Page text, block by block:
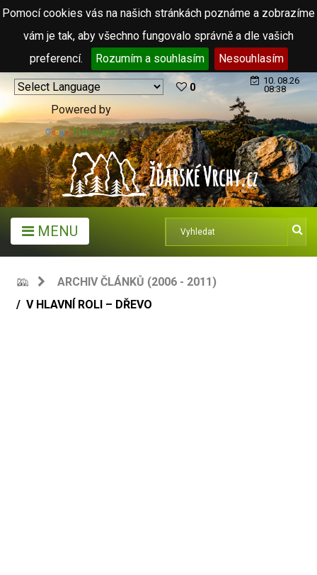
Pomocí cookies vás na našich stránkách poznáme a zobrazíme
vám je tak, aby všechno fungovalo správně a dle vašich
preferencí.
Rozumím a souhlasím Nesouhlasím
Powered by
Translate
0
10. 08.26
08:38
MENU
ARCHIV ČLÁNKŮ (2006 - 2011)
V HLAVNÍ ROLI – DŘEVO